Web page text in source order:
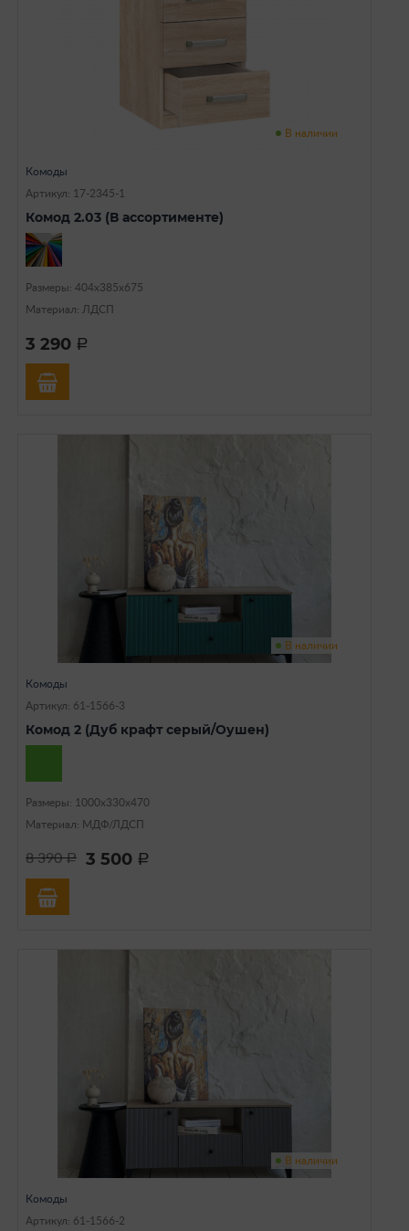
В наличии
Комоды
Артикул: 17-2345-1
Комод 2.03 (В ассортименте)
Размеры: 404х385х675
Материал: ЛДСП
3 290 a
В наличии
Комоды
Артикул: 61-1566-3
Комод 2 (Дуб крафт серый/Оушен)
Размеры: 1000х330х470
Материал: МДФ/ЛДСП
8 390a 3 500 a
В наличии
Комоды
Артикул: 61-1566-2